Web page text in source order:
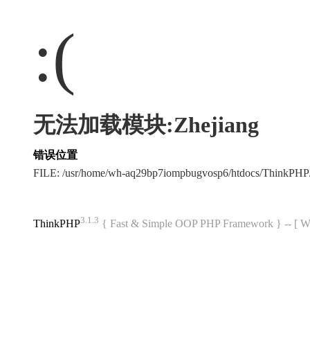
:(
无法加载模块:Zhejiang
错误位置
FILE: /usr/home/wh-aq29bp7iompbugvosp6/htdocs/
ThinkPHP3.1.3 { Fast & Simple OOP PHP Framework } -- [